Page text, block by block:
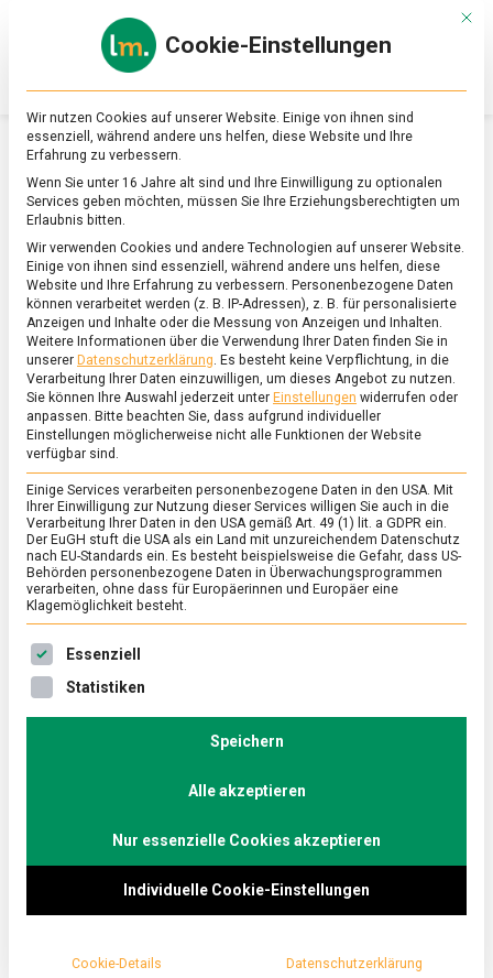
Online-
Magazin
zu
&
Ernährung
SCHLAGWORT:BRÄUCHE
ERNÄHRUNG & GESUNDHEIT /FEATURED/KULTUR
International Tea Day 2020: Köstliche
Grüße von den Tee-Weltmeistern (mit
Rezept)
21. Mai 2020
Tee-
Weltmeistern
(mit
Tee ist ein wertvolles Lebensmitel und verbindet
Menschen weltweit. Daran soll der heutige Tag
Tea Day gibt es eine Spezialkreation. Hier zum
Mit
Cookie-Einstellungen
Wir nutzen Cookies auf unserer Website. Einige von ihnen sind
essenziell, während andere uns helfen, diese Website und Ihre
Erfahrung zu verbessern.
Wenn Sie unter 16 Jahre alt sind und Ihre Einwilligung zu optionalen
Services geben möchten, müssen Sie Ihre Erziehungsberechtigten um
Erlaubnis bitten.
Wir verwenden Cookies und andere Technologien auf unserer Website.
Einige von ihnen sind essenziell, während andere uns helfen, diese
Website und Ihre Erfahrung zu verbessern. Personenbezogene Daten
können verarbeitet werden (z. B. IP-Adressen), z. B. für personalisierte
Anzeigen und Inhalte oder die Messung von Anzeigen und Inhalten.
Weitere Informationen über die Verwendung Ihrer Daten finden Sie in
unserer Datenschutzerklärung. Es besteht keine Verpflichtung, in die
Verarbeitung Ihrer Daten einzuwilligen, um dieses Angebot zu nutzen.
Sie können Ihre Auswahl jederzeit unter Einstellungen widerrufen oder
anpassen. Bitte beachten Sie, dass aufgrund individueller
Einstellungen möglicherweise nicht alle Funktionen der Website
verfügbar sind.
Einige Services verarbeiten personenbezogene Daten in den USA. Mit
Ihrer Einwilligung zur Nutzung dieser Services willigen Sie auch in die
Verarbeitung Ihrer Daten in den USA gemäß Art. 49 (1) lit. a GDPR ein.
Der EuGH stuft die USA als ein Land mit unzureichendem Datenschutz
nach EU-Standards ein. Es besteht beispielsweise die Gefahr, dass US-
Behörden personenbezogene Daten in Überwachungsprogrammen
verarbeiten, ohne dass für Europäerinnen und Europäer eine
Klagemöglichkeit besteht.
Es folgt eine Liste der Service-Gruppen, für die eine
Essenziell
Statistiken
Speichern
Alle akzeptieren
Nur essenzielle Cookies akzeptieren
Individuelle Cookie-Einstellungen
Cookie-Details Datenschutzerklärung